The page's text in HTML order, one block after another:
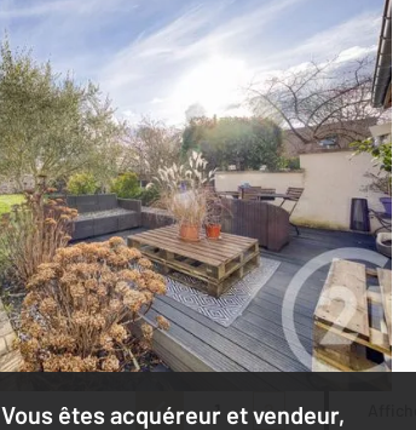
Vous êtes acquéreur et vendeur,
1 2